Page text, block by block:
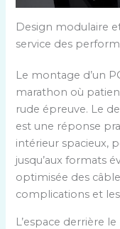
Design modulaire
service des
Le montage d’un
marathon où
rude épreuve. Le
est une réponse
intérieur spacieux,
jusqu’aux formats
optimisée des
complications et
L’espace derrière